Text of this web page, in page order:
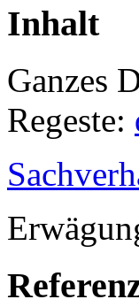
Inhalt
Ganzes
Regeste: